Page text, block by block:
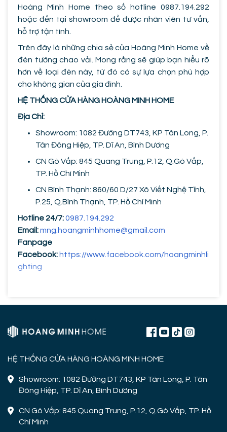
Hoàng Minh Home theo số hotline 0987.194.292
hoặc đến tại showroom để được nhân viên tư vấn,
hỗ trợ tận tình.
Trên đây là những chia sẻ của Hoàng Minh Home về
đèn tường chao vải. Mong rằng sẽ giúp bạn hiểu rõ
hơn về loại đèn này, từ đó có sự lựa chọn phù hợp
cho không gian của gia đình.
HỆ THỐNG CỬA HÀNG HOÀNG MINH HOME
Địa Chỉ:
Showroom: 1082 Đường DT743, KP Tân Long, P.
Tân Đông Hiệp, TP. Dĩ An, Bình Dương
CN Gò Vấp: 845 Quang Trung, P.12, Q.Gò Vấp,
TP. Hồ Chí Minh
CN Bình Thạnh: 860/60 D/27 Xô Viết Nghệ Tĩnh,
P.25, Q.Bình Thạnh, TP. Hồ Chí Minh
Hotline 24/7:0987.194.292
Email:mng.hoangminhhome@gmail.com
Fanpage
Facebook: https://www.facebook.com/hoangminhli
ghting
HỆ THỐNG CỬA HÀNG HOÀNG MINH HOME
Showroom: 1082 Đường DT743, KP Tân Long, P. Tân
Đông Hiệp, TP. Dĩ An, Bình Dương
CN Gò Vấp: 845 Quang Trung, P.12, Q.Gò Vấp, TP. Hồ
Chí Minh